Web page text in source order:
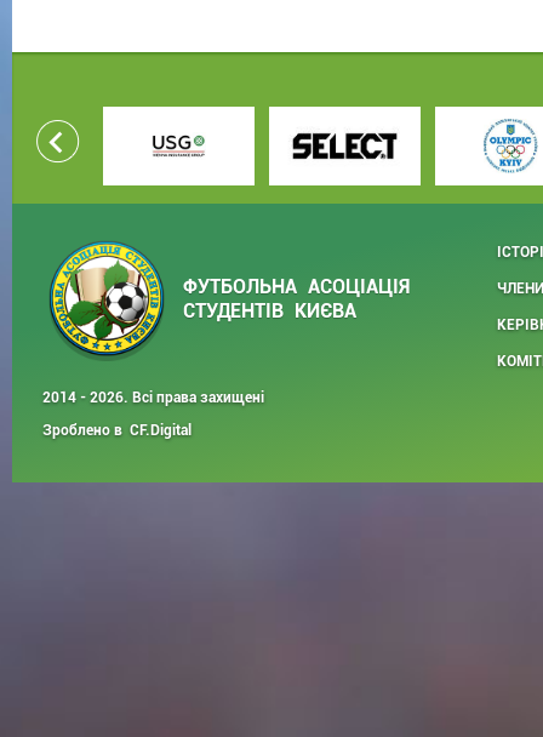
ФУТБОЛЬНА АСОЦІАЦІЯ
СТУДЕНТІВ КИЄВА
2014 - 2026. Всі права захищені
Зроблено в CF.Digital